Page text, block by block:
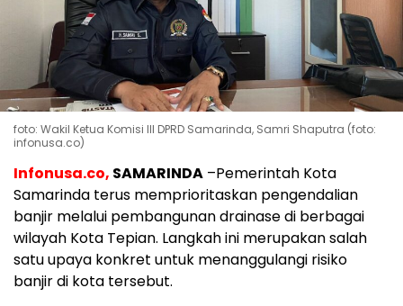
foto: Wakil Ketua Komisi III DPRD Samarinda, Samri Shaputra (foto:
infonusa.co)
Infonusa.co, SAMARINDA –Pemerintah Kota
Samarinda terus memprioritaskan pengendalian
banjir melalui pembangunan drainase di berbagai
wilayah Kota Tepian. Langkah ini merupakan salah
satu upaya konkret untuk menanggulangi risiko
banjir di kota tersebut.